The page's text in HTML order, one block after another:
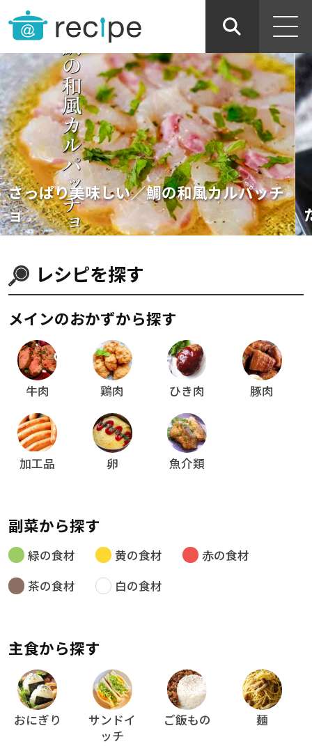
さっぱり美味しい／鯛の和風カルパッチ
ョ
レシピを探す
メインのおかずから探す
牛肉 鶏肉 ひき肉 豚肉
加工品 卵 魚介類
副菜から探す
緑の食材 黄の食材 赤の食材
茶の食材 白の食材
主食から探す
おにぎり
サンドイ
ッチ
ご飯もの 麺